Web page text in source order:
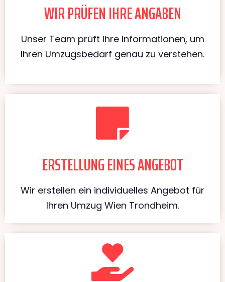
WIR PRÜFEN IHRE ANGABEN
Unser Team prüft Ihre Informationen, um
Ihren Umzugsbedarf genau zu verstehen.
ERSTELLUNG EINES ANGEBOT
Wir erstellen ein individuelles Angebot für
Ihren Umzug Wien Trondheim.